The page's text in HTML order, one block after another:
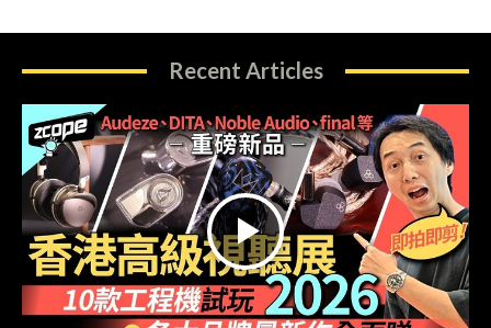
Recent Articles